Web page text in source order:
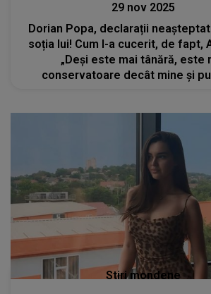
29 nov 2025
Dorian Popa, declarații
soția lui! Cum l-a cucerit, de fapt,
„Deși este mai tânără, este
conservatoare decât mine și
Stiri mondene